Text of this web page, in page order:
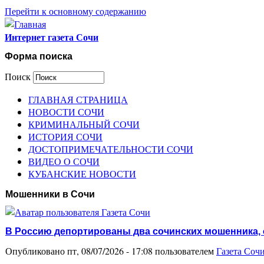
Перейти к основному содержанию
Интернет газета Сочи
Форма поиска
Поиск
ГЛАВНАЯ СТРАНИЦА
НОВОСТИ СОЧИ
КРИМИНАЛЬНЫЙ СОЧИ
ИСТОРИЯ СОЧИ
ДОСТОПРИМЕЧАТЕЛЬНОСТИ СОЧИ
ВИДЕО О СОЧИ
КУБАНСКИЕ НОВОСТИ
Мошенники в Сочи
В Россию депортированы два сочинских
Опубликовано пт, 08/07/2026 - 17:08 пользователемГазета Сочи